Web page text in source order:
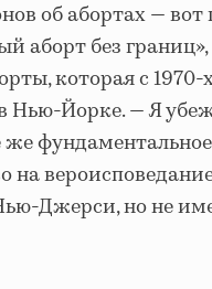
об абортах —
аборт без
которая с
Нью-Йорке. — Я
же
на
Джерси, но не